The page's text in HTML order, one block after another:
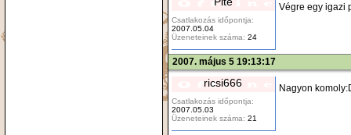
Csatlakozás időpontja:
2007.05.04
Üzeneteinek száma: 24
Végre egy igazi
2007. május 5 19:13:17
ricsi666
Csatlakozás időpontja:
2007.05.03
Üzeneteinek száma: 21
Nagyon